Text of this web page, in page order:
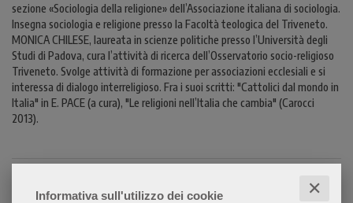
Informativa sull'utilizzo dei cookie ✕
sezione «Sociologia della religione» dell’Associazione italiana di sociologia.
Insegna sociologia e religione presso la Facoltà teologica del Triveneto.
MONICA CHILESE, laureata in scienze politiche presso l’Università degli
Studi di Padova, cura l’attività di ricerca dell’Osservatorio socio-religioso
Triveneto. Svolge attività di formazione per associazioni ecclesiali e si
interessa di dialogo interreligioso. Fra i suoi scritti: "Cattolici dal mondo in
Italia" in E. PACE (a cura), "Le religioni nell’Italia che cambia" (Carocci
2013).